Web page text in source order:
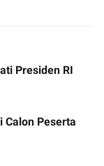
Presiden RI
Calon Peserta